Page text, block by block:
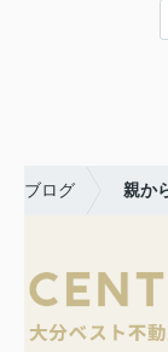
ブログ 親か